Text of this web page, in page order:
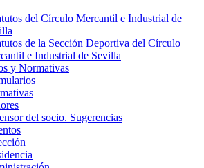
del Círculo Mercantil e Industrial de
de la Sección Deportiva del Círculo
e Industrial de Sevilla
y Normativas
del socio. Sugerencias